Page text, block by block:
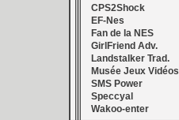
CPS2Shock
EF-Nes
Fan de la NES
GirlFriend Adv.
Landstalker Trad.
Musée Jeux Vidéos
SMS Power
Speccyal
Wakoo-enter